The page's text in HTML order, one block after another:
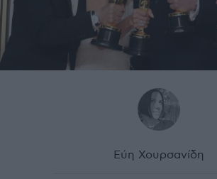
Εύη Χουρσανίδη